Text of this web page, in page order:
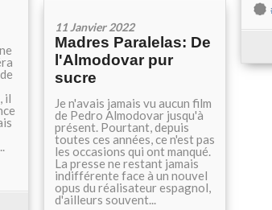
il
11 Janvier 2022
Madres Paralelas: De
l'Almodovar pur
sucre
Je n'avais jamais vu aucun film
de Pedro Almodovar jusqu'à
présent. Pourtant, depuis
toutes ces années, ce n'est pas
les occasions qui ont manqué.
La presse ne restant jamais
indifférente face à un nouvel
opus du réalisateur espagnol,
d'ailleurs souvent...